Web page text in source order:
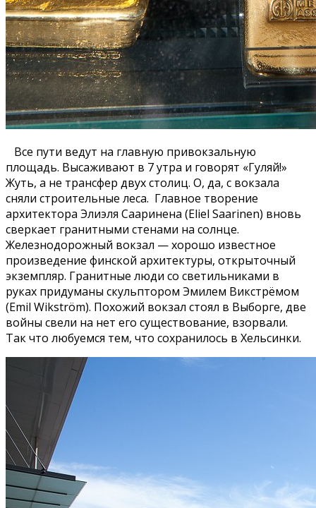
Все пути ведут на главную привокзальную
площадь. Высаживают в 7 утра и говорят «Гуляй!»
Жуть, а не трансфер двух столиц. О, да, с вокзала
сняли строительные леса. Главное творение
архитектора Элиэля Сааринена (Eliel Saarinen) вновь
сверкает гранитными стенами на солнце.
Железнодорожный вокзал — хорошо известное
произведение финской архитектуры, открыточный
экземпляр. Гранитные люди со светильниками в
руках придуманы скульптором Эмилем Викстрёмом
(Emil Wikström). Похожий вокзал стоял в Выборге, две
войны свели на нет его существование, взорвали.
Так что любуемся тем, что сохранилось в Хельсинки.